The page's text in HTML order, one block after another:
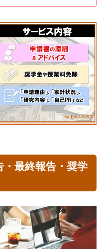
最終報告・奨学